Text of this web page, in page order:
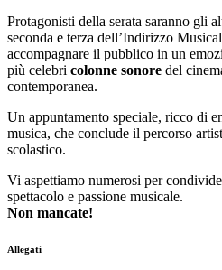
Protagonisti della serata saranno gli
seconda e terza dell’Indirizzo
accompagnare il pubblico in un
più celebri colonne sonore del
contemporanea.
Un appuntamento speciale, ricco di
musica, che conclude il percorso
scolastico.
Vi aspettiamo numerosi per
spettacolo e passione musicale.
Non mancate!
Allegati